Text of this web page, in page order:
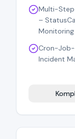
Multi-
–
Monitoring
Cron-
Incident